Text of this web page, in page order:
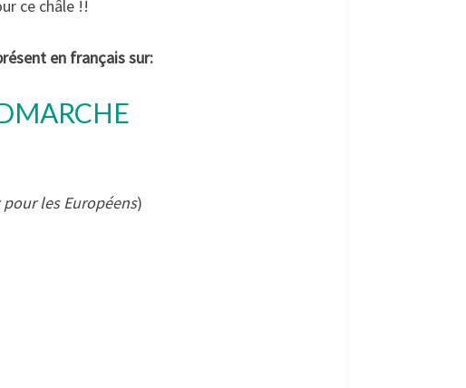
ce châle !!
en français sur:
les Européens)